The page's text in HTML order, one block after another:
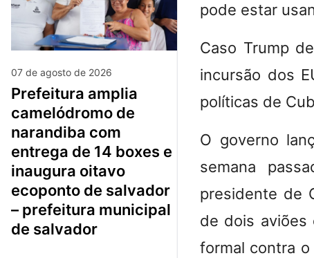
07 de agosto de 2026
prefeitura amplia
camelódromo de
narandiba com
entrega de 14 boxes e
inaugura oitavo
ecoponto de salvador
– prefeitura municipal
de salvador
pode estar
Caso Trump
incursão dos
políticas de
O governo
semana
presidente de
de dois aviões
formal contra